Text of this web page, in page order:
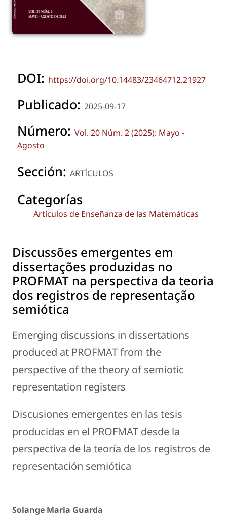
DOI: https://doi.org/10.14483/23464712.21927
Publicado: 2025-09-17
Número: Vol. 20 Núm. 2 (2025): Mayo -
Agosto
Sección: ARTÍCULOS
Categorías
Artículos de Enseñanza de las Matemáticas
Discussões emergentes em
dissertações produzidas no
PROFMAT na perspectiva da teoria
dos registros de representação
semiótica
Emerging discussions in dissertations
produced at PROFMAT from the
perspective of the theory of semiotic
representation registers
Discusiones emergentes en las tesis
producidas en el PROFMAT desde la
perspectiva de la teoría de los registros de
representación semiótica
Solange Maria Guarda